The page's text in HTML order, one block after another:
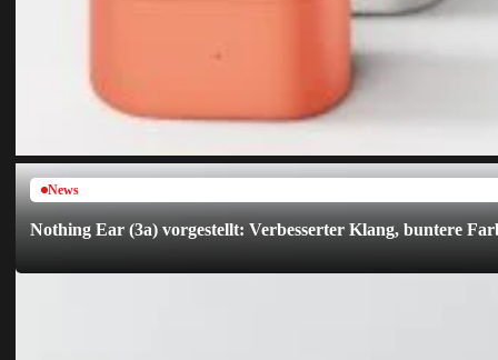
News
Nothing Ear (3a) vorgestellt: Verbesserter Klang, buntere